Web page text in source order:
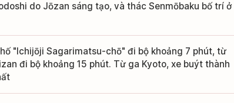
do Jōzan sáng tạo, và thác Senmōbaku bố trí ở
"Ichijōji Sagarimatsu-chō" đi bộ khoảng 7 phút, từ
đi bộ khoảng 15 phút. Từ ga Kyoto, xe buýt thành